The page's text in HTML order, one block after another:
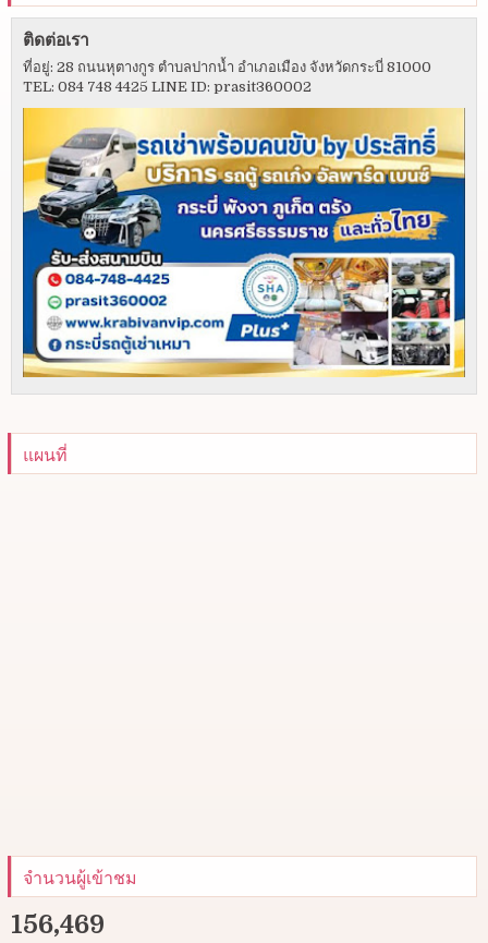
ติดต่อเรา
ที่อยู่: 28 ถนนหุตางกูร ตำบลปากน้ำ อำเภอเมือง จังหวัดกระบี่ 81000
TEL: 084 748 4425 LINE ID: prasit360002
แผนที่
จำนวนผู้เข้าชม
156,469